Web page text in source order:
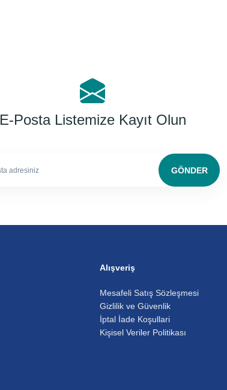
E-Posta Listemize Kayıt Olun
GÖNDER
Alışveriş
Mesafeli Satış Sözleşmesi
Gizlilik ve Güvenlik
İptal İade Koşullari
Kişisel Veriler Politikası